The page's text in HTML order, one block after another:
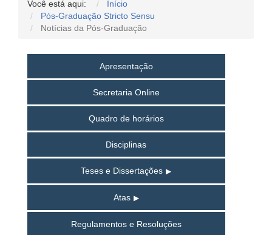
Você está aqui:
Início
Pós-Graduação Stricto Sensu
Notícias da Pós-Graduação
Apresentação
Secretaria Online
Quadro de horários
Disciplinas
Teses e Dissertações
Atas
Regulamentos e Resoluções